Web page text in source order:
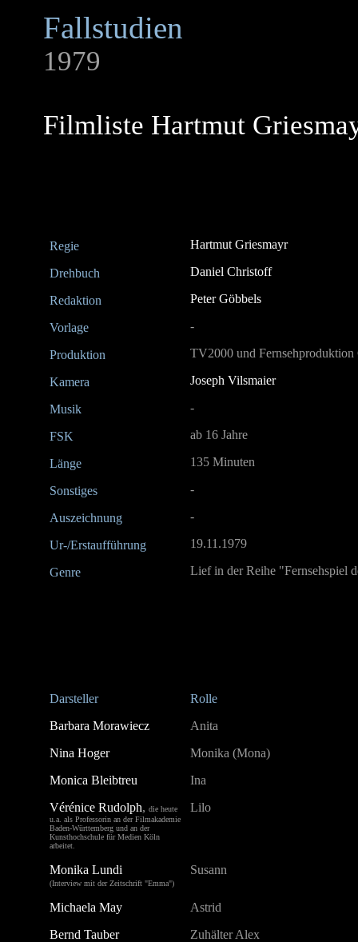
Fallstudien
1979
Filmliste Hartmut
Regie Hartmut Griesmayr
Drehbuch Daniel Christoff
Redaktion Peter Göbbels
Vorlage -
Produktion TV2000 und
Kamera Joseph Vilsmaier
Musik -
FSK ab 16 Jahre
Länge 135 Minuten
Sonstiges -
Auszeichnung -
Ur-/Erstaufführung 19.11.1979
Genre Lief in der Reihe "Fernsehspiel
Darsteller
Rolle
Barbara Morawiecz
Anita
Nina Hoger
Monika (Mona)
Monica Bleibtreu
Ina
Vérénice Rudolph, die heute
u.a. als Professorin an derFilmakademie
Baden-Württemberg und an der
Kunsthochschule für Medien Köln
arbeitet.
Lilo
Monika Lundi
(Interview mit der Zeitschrift "Emma")
Susann
Michaela May
Astrid
Bernd Tauber
Zuhälter Alex